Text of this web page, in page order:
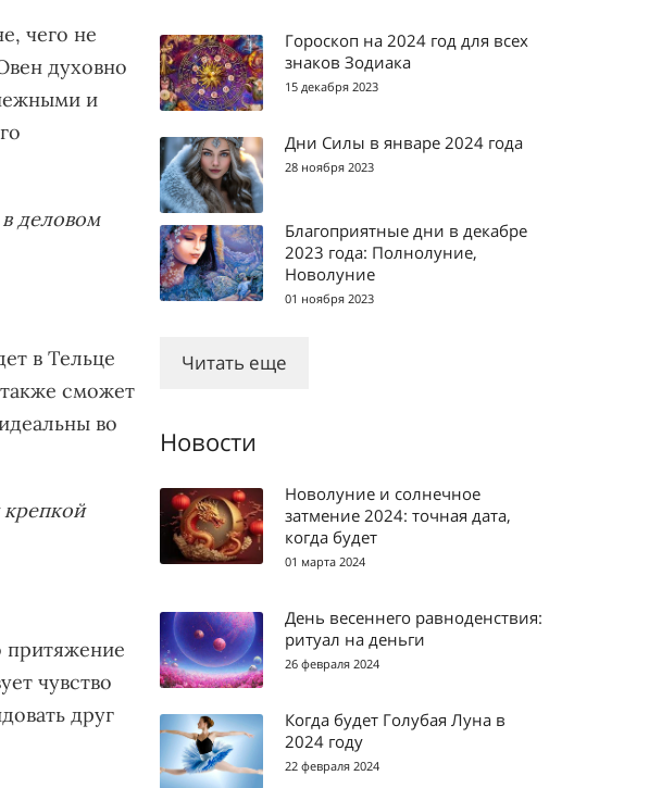
чего не
духовно
и
деловом
в Тельце
сможет
во
крепкой
притяжение
чувство
друг
Гороскоп на 2024 год для всех
знаков Зодиака
15 декабря 2023
Дни Силы в январе 2024 года
28 ноября 2023
Благоприятные дни в декабре
2023 года: Полнолуние,
Новолуние
01 ноября 2023
Читать еще
Новости
Новолуние и солнечное
затмение 2024: точная дата,
когда будет
01 марта 2024
День весеннего равноденствия:
ритуал на деньги
26 февраля 2024
Когда будет Голубая Луна в
2024 году
22 февраля 2024